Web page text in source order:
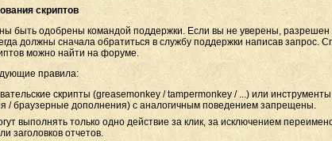
скриптов
быть одобрены командой поддержки. Если вы не уверены, разрешен
должны сначала обратиться в службу поддержки написав запрос.
можно найти на форуме.
правила:
скрипты (greasemonkey / tampermonkey / ...) или
/ браузерные дополнения) с аналогичным поведением запрещены.
выполнять только одно действие за клик, за исключением
заголовков отчетов.